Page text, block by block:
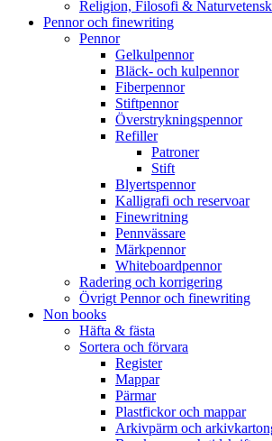
Religion, Filosofi &
Pennor och finewriting
Pennor
Gelkulpennor
Bläck- och kulpennor
Fiberpennor
Stiftpennor
Överstrykningspennor
Refiller
Patroner
Stift
Blyertspennor
Kalligrafi och reservoar
Finewritning
Pennvässare
Märkpennor
Whiteboardpennor
Radering och korrigering
Övrigt Pennor och finewriting
Non books
Häfta & fästa
Sortera och förvara
Register
Mappar
Pärmar
Plastfickor och mappar
Arkivpärm och